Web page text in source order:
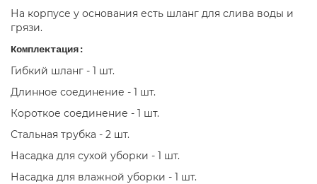
На корпусе у основания есть шланг для слива воды и
грязи.
Комплектация:
Гибкий шланг - 1 шт.
Длинное соединение - 1 шт.
Короткое соединение - 1 шт.
Стальная трубка - 2 шт.
Насадка для сухой уборки - 1 шт.
Насадка для влажной уборки - 1 шт.